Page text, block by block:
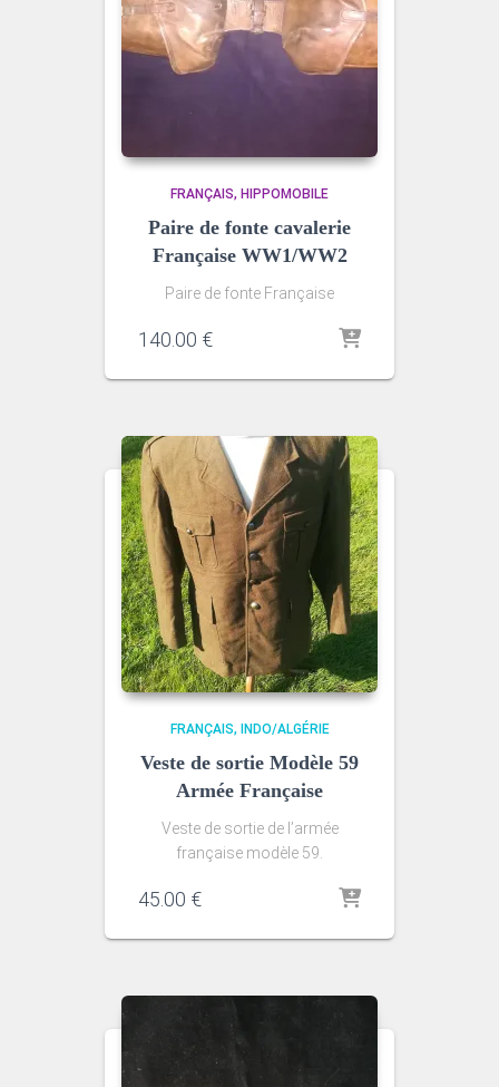
FRANÇAIS HIPPOMOBILE
Paire de fonte cavalerie
Française WW1/WW2
Paire de fonte Française
140.00 €
FRANÇAIS INDO/ALGÉRIE
Veste de sortie Modèle 59
Armée Française
Veste de sortie de l’armée
française modèle 59.
45.00 €